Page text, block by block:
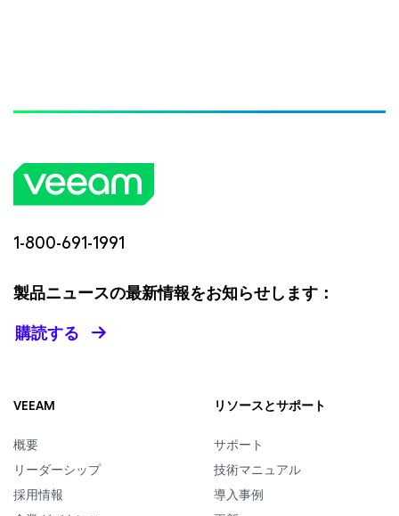
1-800-691-1991
製品ニュースの最新情報をお知らせします：
購読する
VEEAM
概要
リーダーシップ
採用情報
リソースとサポート
サポート
技術マニュアル
導入事例